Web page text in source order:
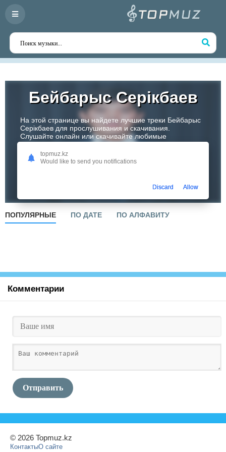
Бейбарыс Серiкбаев
На этой странице вы найдете лучшие треки Бейбарыс
Серiкбаев для прослушивания и скачивания.
Слушайте онлайн или скачивайте любимые
композиции в высоком качестве. Откройте для себя
творчество одного из самых перспективных артистов
Казахстана!
ПОПУЛЯРНЫЕ ПО ДАТЕ ПО АЛФАВИТУ
Комментарии
Отправить
© 2026 Topmuz.kz
КонтактыО сайте
topmuz.kz
Would like to send you notifications
Discard Allow